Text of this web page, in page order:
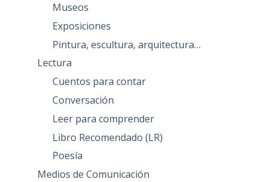
Museos
Exposiciones
Pintura, escultura, arquitectura…
Lectura
Cuentos para contar
Conversación
Leer para comprender
Libro Recomendado (LR)
Poesía
Medios de Comunicación